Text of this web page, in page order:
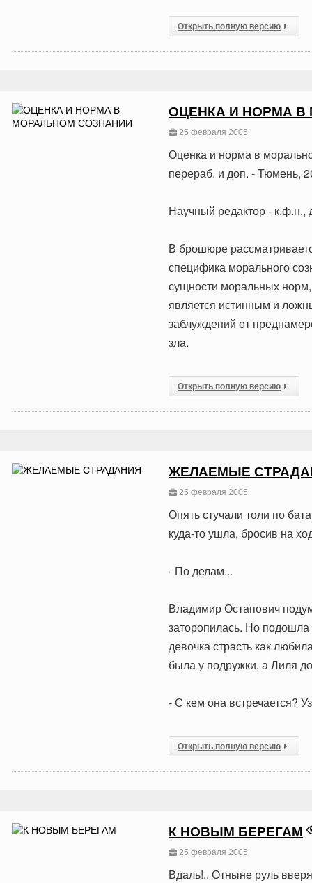
Открыть полную версию
ОЦЕНКА И НОРМА
25 февраля 2005
Оценка и норма в
перераб. и доп. - Тюмень,
Научный редактор -
В брошюре
специфика морального
сущности моральных
является истинным и
заблуждений от
зла.
Открыть полную версию
ЖЕЛАЕМЫЕ
25 февраля 2005
Опять стучали толи по
куда-то ушла, бросив на
- По делам...
Владимир Остапович
заторопилась. Но подошла
девочка страсть как
была у подружки, а Лиля
- С кем она встречается?
Открыть полную версию
К НОВЫМ БЕРЕГАМ
25 февраля 2005
Вдаль!.. Отныне руль